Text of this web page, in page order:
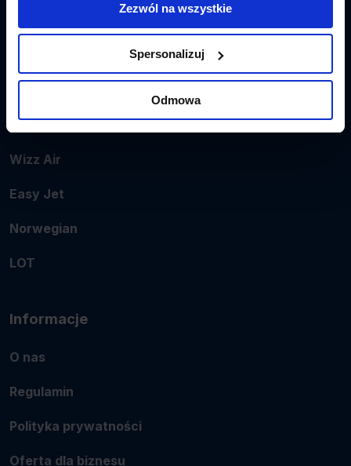
Zezwól na wszystkie
Spersonalizuj
Odmowa
Tanie Loty
Popularne linie
Ryanair
Wizz Air
Easy Jet
Norwegian
LOT
Informacje
O nas
Regulamin
Polityka prywatności
Oferta dla biznesu